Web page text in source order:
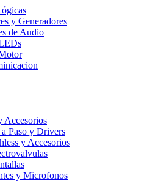
y Generadores
de Audio
Accesorios
Paso y Drivers
y Accesorios
y Microfonos